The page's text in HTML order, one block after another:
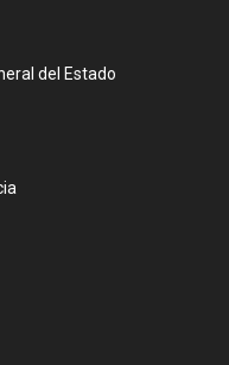
del Estado